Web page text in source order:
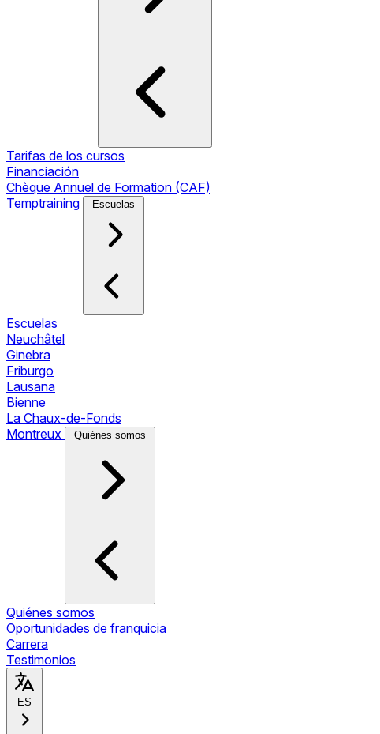
Tarifas de los cursos
Financiación
Chèque Annuel de Formation (CAF)
Temptraining
Escuelas
Escuelas
Neuchâtel
Ginebra
Friburgo
Lausana
Bienne
La Chaux-de-Fonds
Montreux
Quiénes somos
Quiénes somos
Oportunidades de franquicia
Carrera
Testimonios
ES